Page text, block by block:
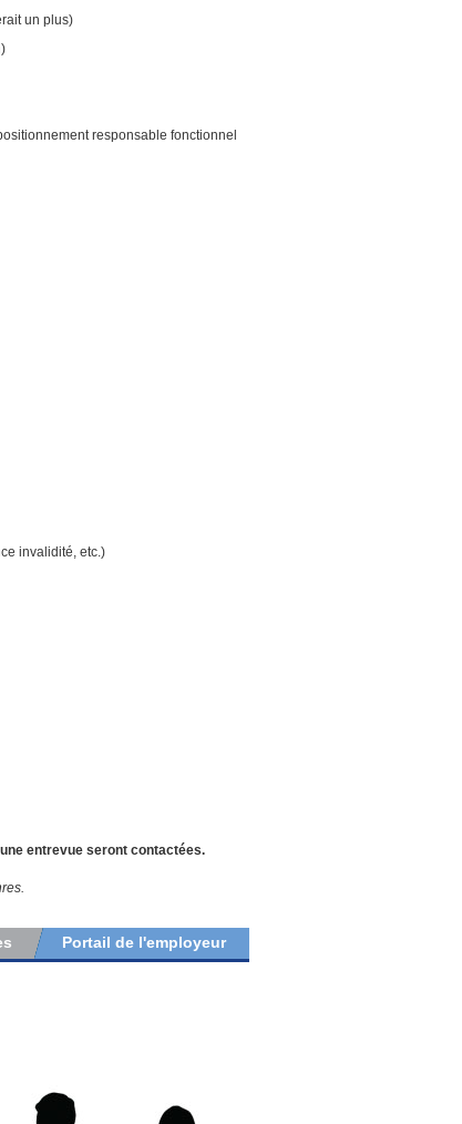
un plus)
responsable fonctionnel
invalidité, etc.)
entrevue seront contactées.
Portail de l'employeur